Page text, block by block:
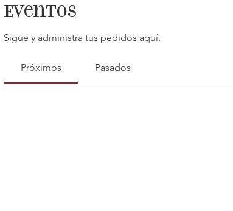
Eventos
Sigue y administra tus pedidos aquí.
Próximos Pasados